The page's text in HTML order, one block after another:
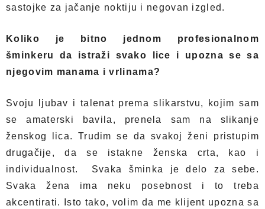
sastojke za jačanje noktiju i negovan izgled.
Koliko je bitno jednom profesionalnom
šminkeru da istraži svako lice i upozna se sa
njegovim manama i vrlinama?
Svoju ljubav i talenat prema slikarstvu, kojim sam
se amaterski bavila, prenela sam na slikanje
ženskog lica. Trudim se da svakoj ženi pristupim
drugačije, da se istakne ženska crta, kao i
individualnost. Svaka šminka je delo za sebe.
Svaka žena ima neku posebnost i to treba
akcentirati. Isto tako, volim da me klijent upozna sa